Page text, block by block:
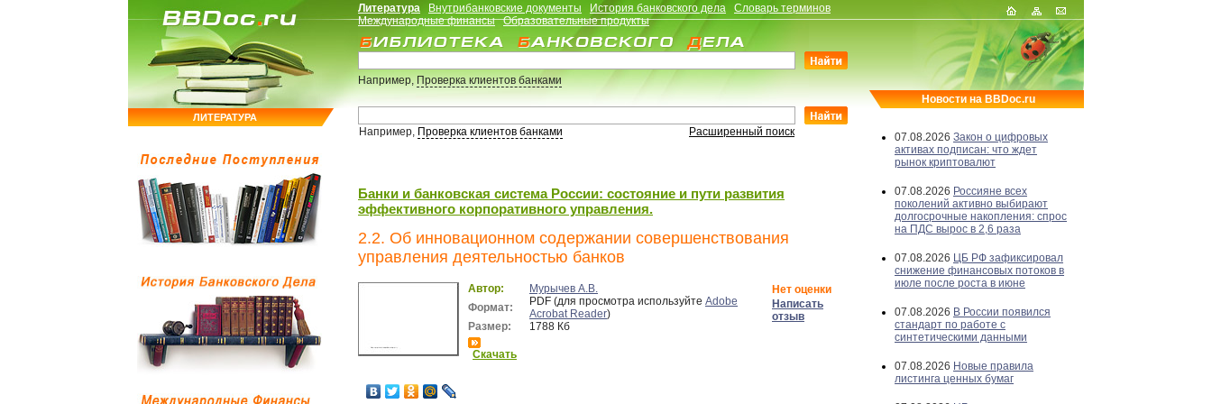
ЛИТЕРАТУРА
Литература Внутрибанковские документы История банковского дела
Словарь терминов
Международные финансы
Образовательные продукты
Например,Проверка клиентов банками
Например, Проверка клиентов банками Расширенный поиск
Банки и банковская система России: состояние и пути развития
эффективного корпоративного управления.
2.2. Об инновационном содержании совершенствования
управления деятельностью банков
Автор:
Мурычев А.В.
Формат:
PDF (для просмотра используйте Adobe
Acrobat Reader)
Размер:
1788 Кб
Скачать
Нет оценки
Написать
отзыв
Новости на BBDoc.ru
07.08.2026 Закон о цифровых
активах подписан: что ждет
рынок криптовалют
07.08.2026 Россияне всех
поколений активно выбирают
долгосрочные накопления: спрос
на ПДС вырос в 2,6 раза
07.08.2026 ЦБ РФ зафиксировал
снижение финансовых потоков в
июле после роста в июне
07.08.2026 В России появился
стандарт по работе с
синтетическими данными
07.08.2026 Новые правила
листинга ценных бумаг